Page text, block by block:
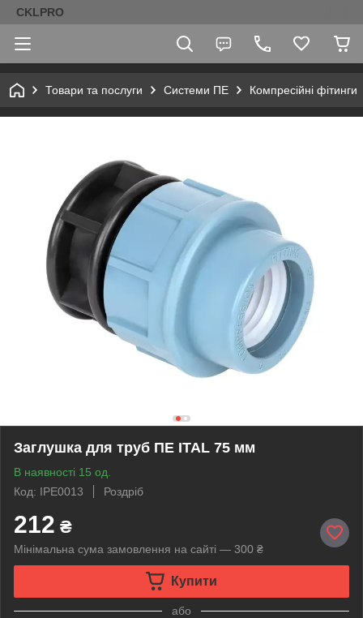
CKLPRO
Товари та послуги Системи ПЕ Компресійні фітинги
Заглушка для труб ПЕ ITAL 75 мм
В наявності 15 од.
Код: IPE0013
Роздріб
212 ₴
Мінімальна сума замовлення на сайті — 300 ₴
Купити
або